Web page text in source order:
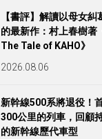
【書評】解讀以母女糾
的最新作：村上春樹著
The Tale of KAHO》
2026.08.06
新幹線500系將退役！
300公里的列車，回顧
的新幹線歷代車型